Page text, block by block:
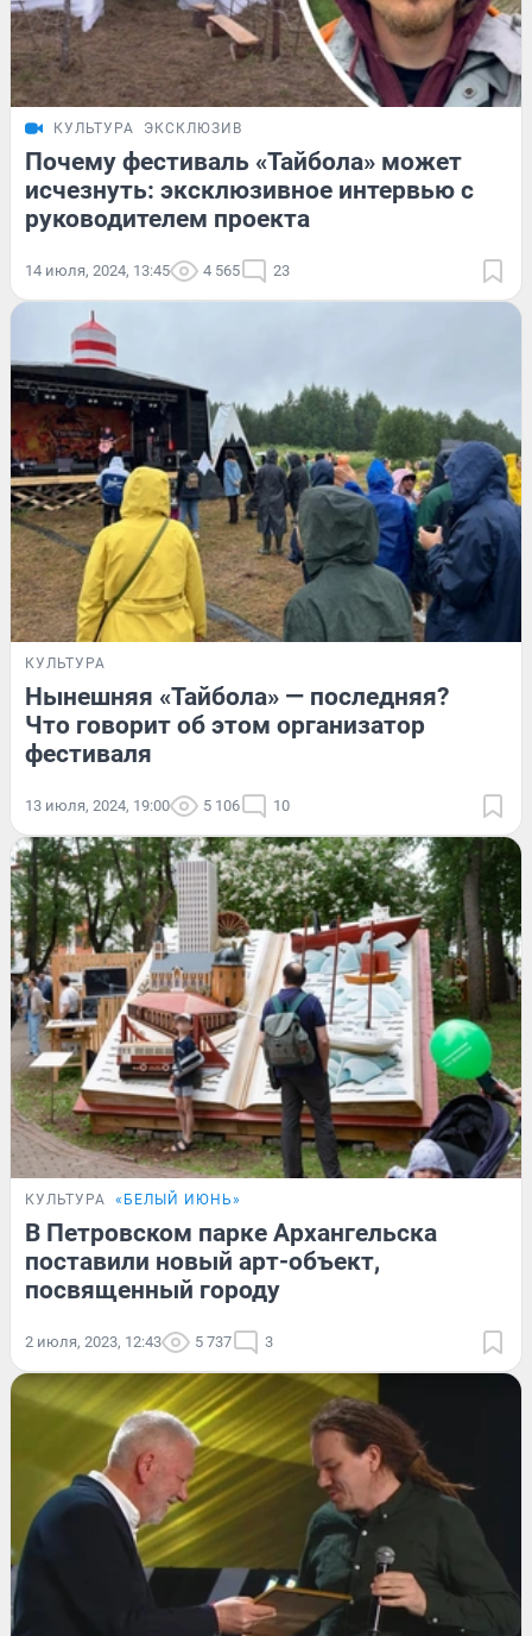
КУЛЬТУРА ЭКСКЛЮЗИВ
Почему фестиваль «Тайбола» может
исчезнуть: эксклюзивное интервью с
руководителем проекта
14 июля, 2024, 13:45 4 565 23
КУЛЬТУРА
Нынешняя «Тайбола» — последняя?
Что говорит об этом организатор
фестиваля
13 июля, 2024, 19:00 5 106 10
КУЛЬТУРА «‎БЕЛЫЙ ИЮНЬ»
В Петровском парке Архангельска
поставили новый арт-объект,
посвященный городу
2 июля, 2023, 12:43 5 737 3